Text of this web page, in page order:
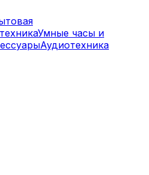
Умные часы и
Аудиотехника